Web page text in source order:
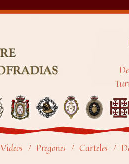
Videos / Pregones / Carteles /